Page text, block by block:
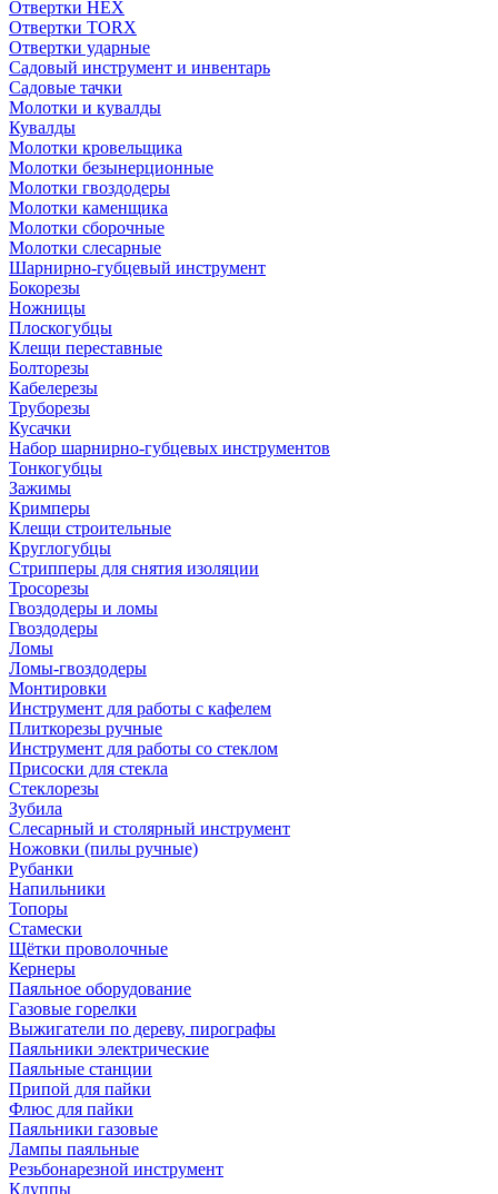
Отвертки HEX
Отвертки TORX
Отвертки ударные
Садовый инструмент и инвентарь
Садовые тачки
Молотки и кувалды
Кувалды
Молотки кровельщика
Молотки безынерционные
Молотки гвоздодеры
Молотки каменщика
Молотки сборочные
Молотки слесарные
Шарнирно-губцевый инструмент
Бокорезы
Ножницы
Плоскогубцы
Клещи переставные
Болторезы
Кабелерезы
Труборезы
Кусачки
Набор шарнирно-губцевых инструментов
Тонкогубцы
Зажимы
Кримперы
Клещи строительные
Круглогубцы
Стрипперы для снятия изоляции
Тросорезы
Гвоздодеры и ломы
Гвоздодеры
Ломы
Ломы-гвоздодеры
Монтировки
Инструмент для работы с кафелем
Плиткорезы ручные
Инструмент для работы со стеклом
Присоски для стекла
Стеклорезы
Зубила
Слесарный и столярный инструмент
Ножовки (пилы ручные)
Рубанки
Напильники
Топоры
Стамески
Щётки проволочные
Кернеры
Паяльное оборудование
Газовые горелки
Выжигатели по дереву, пирографы
Паяльники электрические
Паяльные станции
Припой для пайки
Флюс для пайки
Паяльники газовые
Лампы паяльные
Резьбонарезной инструмент
Клуппы